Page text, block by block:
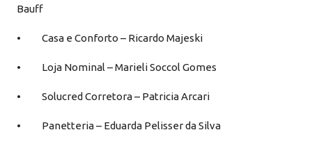
Bauff
• Casa e Conforto – Ricardo Majeski
• Loja Nominal – Marieli Soccol Gomes
• Solucred Corretora – Patricia Arcari
• Panetteria – Eduarda Pelisser da Silva